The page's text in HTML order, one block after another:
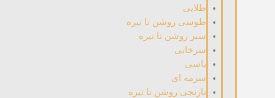
طلایی
طوسی روشن تا تیره
سبز روشن تا تیره
سرخابی
یاسی
سرمه ای
نارنجی روشن تا تیره